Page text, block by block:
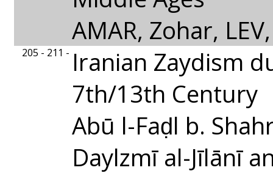
AMAR, Zohar,
205 - 211 - Iranian Zaydism
7th/13th Century
Abū l-Faḍl b.
Daylzmī al-Jīlānī